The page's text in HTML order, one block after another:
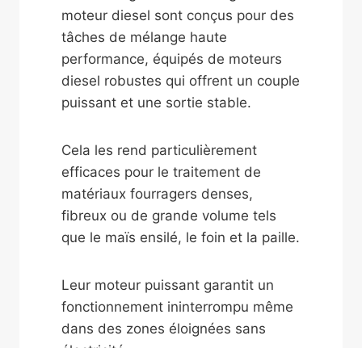
moteur diesel sont conçus pour des
tâches de mélange haute
performance, équipés de moteurs
diesel robustes qui offrent un couple
puissant et une sortie stable.
Cela les rend particulièrement
efficaces pour le traitement de
matériaux fourragers denses,
fibreux ou de grande volume tels
que le maïs ensilé, le foin et la paille.
Leur moteur puissant garantit un
fonctionnement ininterrompu même
dans des zones éloignées sans